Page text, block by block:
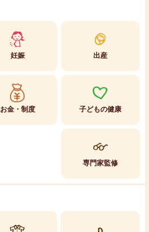
妊娠 出産
お金・制度 子どもの健康
専門家監修